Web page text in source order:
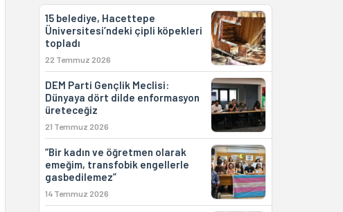
15 belediye, Hacettepe
Üniversitesi’ndeki çipli köpekleri
topladı
22 Temmuz 2026
DEM Parti Gençlik Meclisi:
Dünyaya dört dilde enformasyon
üreteceğiz
21 Temmuz 2026
“Bir kadın ve öğretmen olarak
emeğim, transfobik engellerle
gasbedilemez”
14 Temmuz 2026